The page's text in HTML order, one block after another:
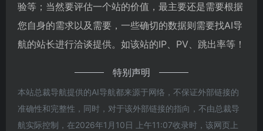
验等；当然要评估一个站的价值，最主要还是需要根据
您自身的需求以及需要，一些确切的数据则需要找AI导
航的站长进行洽谈提供。如该站的IP、PV、跳出率等！
特别声明
本站总裁导航提供的AI导航都来源于网络，不保证外部链接的
准确性和完整性，同时，对于该外部链接的指向，不由总裁导
航实际控制，在2026年1月10日 上午11:07收录时，该网页上